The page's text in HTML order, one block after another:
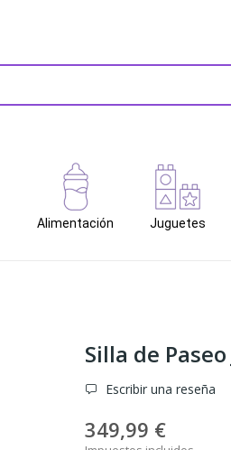
Alimentación Juguetes
Silla de
Escribir una reseña
349,99 €